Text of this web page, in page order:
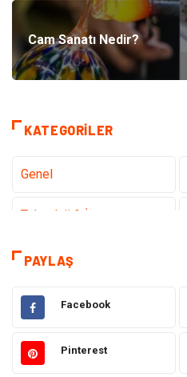
Cam Sanatı Nedir?
KATEGORILER
Genel
Teknoloji & İnternet
Eğitim & Kariyer
Gündem
Moda
PAYLAŞ
Facebook
Pinterest